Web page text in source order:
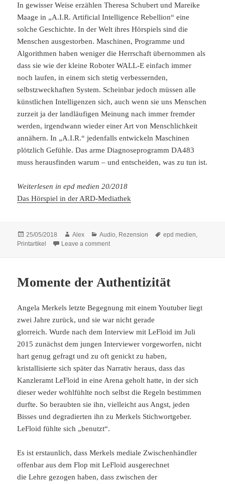
In gewisser Weise erzählen Theresa Schubert und Mareike
Maage in „A.I.R. Artificial Intelligence Rebellion“ eine
solche Geschichte. In der Welt ihres Hörspiels sind die
Menschen ausgestorben. Maschinen, Programme und
Algorithmen haben weniger die Herrschaft übernommen als
dass sie wie der kleine Roboter WALL-E einfach immer
noch laufen, in einem sich stetig verbessernden,
selbstzweckhaften System. Scheinbar jedoch müssen alle
künstlichen Intelligenzen sich, auch wenn sie uns Menschen
zurzeit ja der landläufigen Meinung nach immer fremder
werden, irgendwann wieder einer Art von Menschlichkeit
annähern. In „A.I.R.“ jedenfalls entwickeln Maschinen
plötzlich Gefühle. Das arme Diagnoseprogramm DA483
muss herausfinden warum – und entscheiden, was zu tun ist.
Weiterlesen in epd medien 20/2018
Das Hörspiel in der ARD-Mediathek
Posted
on
25/05/2018 Author
Alex Categories
Audio, Rezension Tags
epd medien,
Printartikel
Leave a commenton Rückkehr zur Gefühlsherrschaft
Momente der Authentizität
Angela Merkels letzte Begegnung mit einem Youtuber liegt
zwei Jahre zurück, und sie war nicht gerade
glorreich. Wurde nach dem Interview mit LeFloid im Juli
2015 zunächst dem jungen Interviewer vorgeworfen, nicht
hart genug gefragt und zu oft genickt zu haben,
kristallisierte sich später das Narrativ heraus, dass das
Kanzleramt LeFloid in eine Arena geholt hatte, in der sich
dieser weder wohlfühlte noch selbst die Regeln bestimmen
durfte. So beraubten sie ihn, vielleicht aus Angst, jeden
Bisses und degradierten ihn zu Merkels Stichwortgeber.
LeFloid fühlte sich „benutzt“.
Es ist erstaunlich, dass Merkels mediale Zwischenhändler
offenbar aus dem Flop mit LeFloid ausgerechnet
die Lehre gezogen haben, dass zwischen der